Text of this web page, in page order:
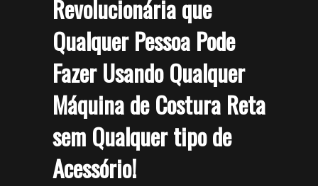
Revolucionária que
Qualquer Pessoa Pode
Fazer Usando Qualquer
Máquina de Costura Reta
sem Qualquer tipo de
Acessório!